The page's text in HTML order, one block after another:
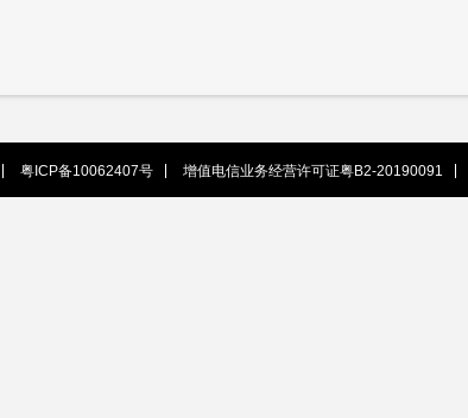
粤ICP备10062407号 增值电信业务经营许可证粤B2-20190091